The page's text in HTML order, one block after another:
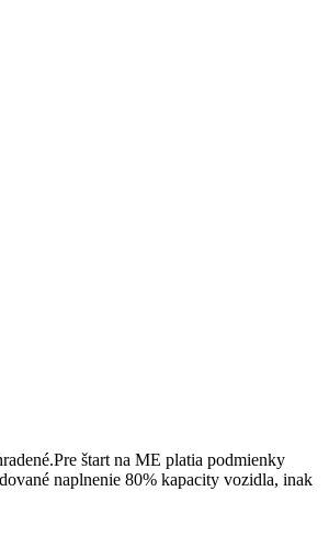
štart na ME platia podmienky
naplnenie 80% kapacity vozidla, inak